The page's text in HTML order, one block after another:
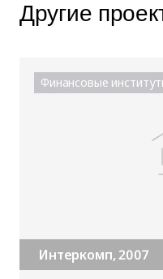
Другие
Финансовые
Интеркомп, 2007